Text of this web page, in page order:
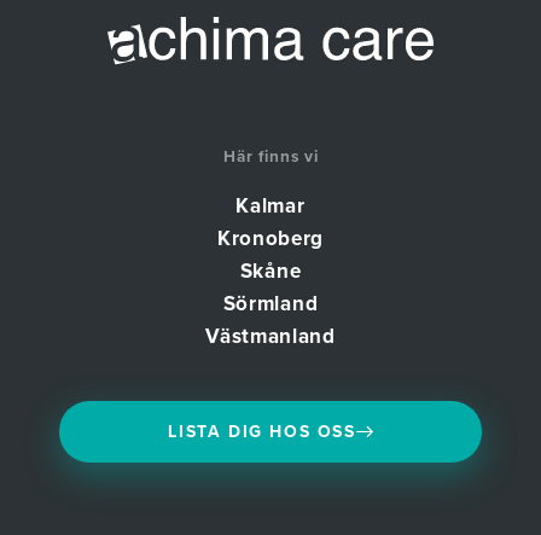
Här finns vi
Kalmar
Kronoberg
Skåne
Sörmland
Västmanland
LISTA DIG HOS OSS